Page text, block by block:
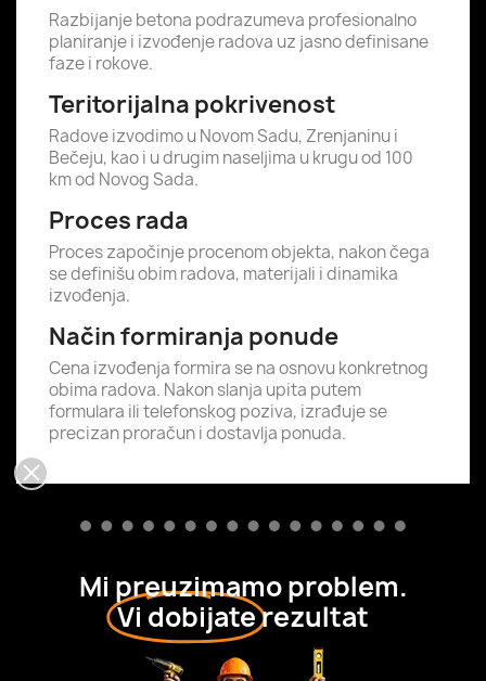
Razbijanje betona podrazumeva profesionalno
planiranje i izvođenje radova uz jasno definisane
faze i rokove.
Teritorijalna pokrivenost
Radove izvodimo u Novom Sadu, Zrenjaninu i
Bečeju, kao i u drugim naseljima u krugu od 100
km od Novog Sada.
Proces rada
Proces započinje procenom objekta, nakon čega
se definišu obim radova, materijali i dinamika
izvođenja.
Način formiranja ponude
Cena izvođenja formira se na osnovu konkretnog
obima radova. Nakon slanja upita putem
formulara ili telefonskog poziva, izrađuje se
precizan proračun i dostavlja ponuda.
Mi preuzimamo problem.
Vi dobijaterezultat